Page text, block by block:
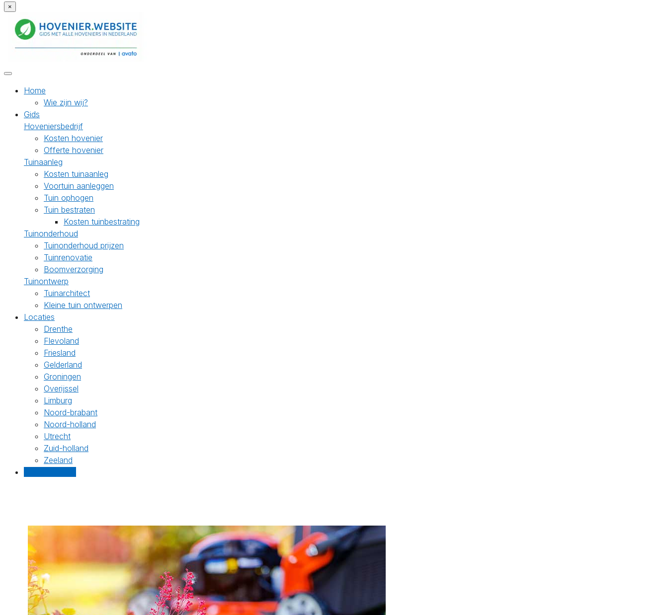
×
Home
Wie zijn wij?
Gids
Hoveniersbedrijf
Kosten hovenier
Offerte hovenier
Tuinaanleg
Kosten tuinaanleg
Voortuin aanleggen
Tuin ophogen
Tuin bestraten
Kosten tuinbestrating
Tuinonderhoud
Tuinonderhoud prijzen
Tuinrenovatie
Boomverzorging
Tuinontwerp
Tuinarchitect
Kleine tuin ontwerpen
Locaties
Drenthe
Flevoland
Friesland
Gelderland
Groningen
Overijssel
Limburg
Noord-brabant
Noord-holland
Utrecht
Zuid-holland
Zeeland